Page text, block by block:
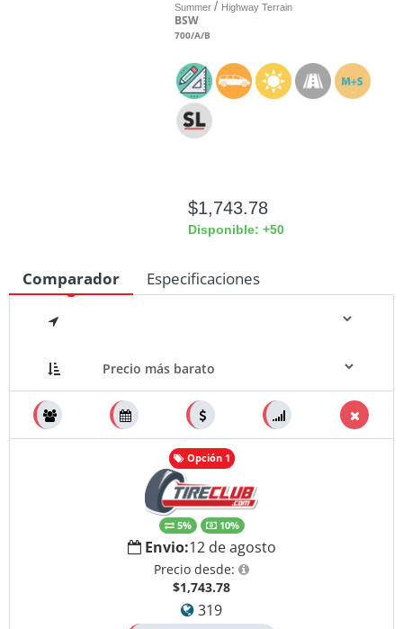
Summer / Highway Terrain
BSW
700/A/B
$1,743.78
Disponible: +50
Comparador Especificaciones
Opción 1
5% 10%
Envio:12 de agosto
Precio desde:
$1,743.78
319